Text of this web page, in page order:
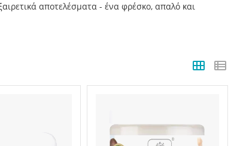
αποτελέσματα - ένα φρέσκο, απαλό και